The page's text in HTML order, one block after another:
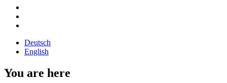
Deutsch
English
You are here